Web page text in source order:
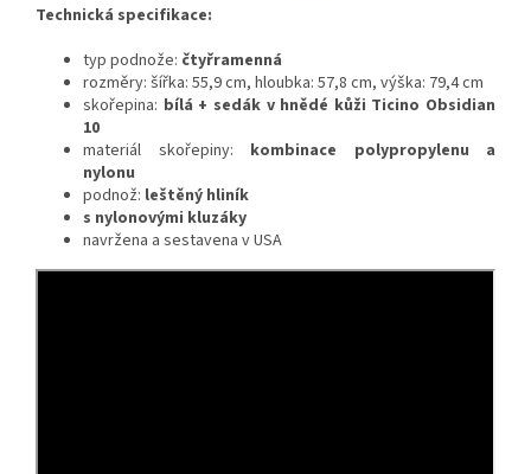
Technická specifikace:
typ podnože: čtyřramenná
rozměry: šířka: 55,9 cm, hloubka: 57,8 cm, výška: 79,4 cm
skořepina: bílá + sedák v hnědé kůži Ticino Obsidian
10
materiál skořepiny: kombinace polypropylenu a
nylonu
podnož: leštěný hliník
s nylonovými kluzáky
navržena a sestavena v USA